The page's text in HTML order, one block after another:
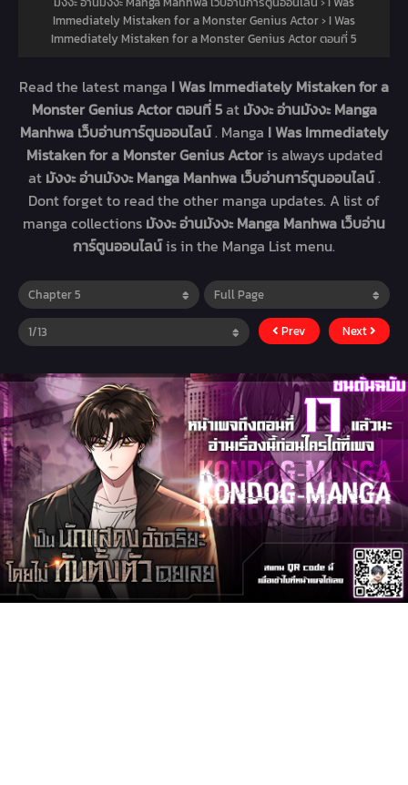
Immediately Mistaken for a Monster Genius Actor› I Was
Immediately Mistaken for a Monster Genius Actor ตอนที่ 5
Read the latest manga I Was Immediately Mistaken for a
Monster Genius Actor ตอนที่ 5at มังงะ อ่านมังงะ Manga
Manhwa เว็บอ่านการ์ตูนออนไลน์. Manga I Was Immediately
Mistaken for a Monster Genius Actoris always updated
at มังงะ อ่านมังงะ Manga Manhwa เว็บอ่านการ์ตูนออนไลน์.
Dont forget to read the other manga updates. A list of
manga collections มังงะ อ่านมังงะ Manga Manhwa เว็บอ่าน
การ์ตูนออนไลน์is in the Manga List menu.
Prev Next